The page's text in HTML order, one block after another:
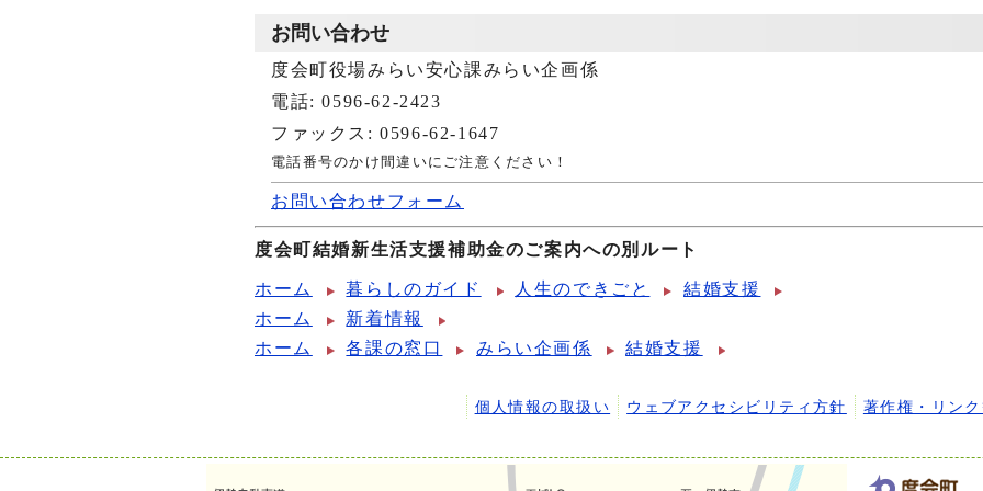
お問い合わせ
度会町役場みらい安心課みらい企画係
電話: 0596-62-2423
ファックス: 0596-62-1647
電話番号のかけ間違いにご注意ください！
お問い合わせフォーム
度会町結婚新生活支援補助金のご案内への別ルート
ホーム 暮らしのガイド 人生のできごと
結婚支援
ホーム
新着情報
ホーム
各課の窓口 みらい企画係 結婚支援
個人情報の取扱い ウェブアクセシビリティ方針 著作権・リン